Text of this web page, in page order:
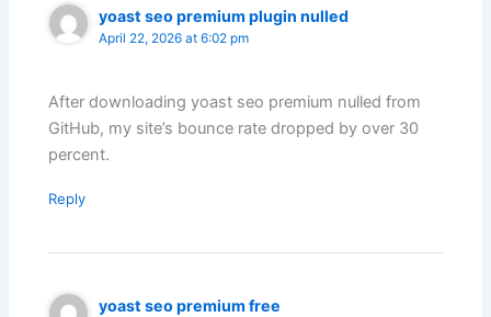
yoast seo premium plugin nulled
April 22, 2026 at 6:02 pm
After downloading yoast seo premium nulled from
GitHub, my site’s bounce rate dropped by over 30
percent.
Reply
yoast seo premium free